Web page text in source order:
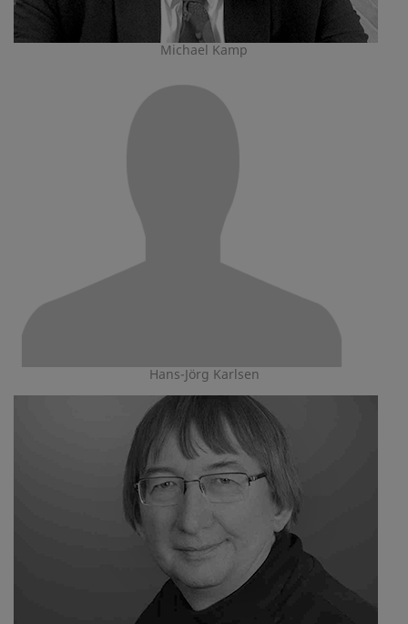
Michael Kamp
Hans-Jörg Karlsen